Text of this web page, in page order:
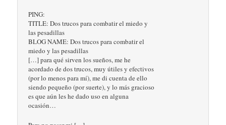
PING:
TITLE: Dos trucos para combatir el miedo y
las pesadillas
BLOG NAME: Dos trucos para combatir el
miedo y las pesadillas
[…] para qué sirven los sueños, me he
acordado de dos trucos, muy útiles y efectivos
(por lo menos para mí), me di cuenta de ello
siendo pequeño (por suerte), y lo más gracioso
es que aún les he dado uso en alguna
ocasión…